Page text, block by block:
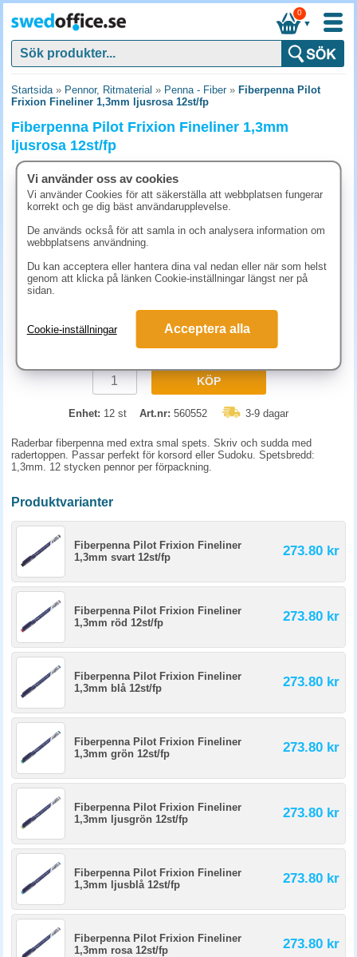
▼
0
Startsida» Pennor, Ritmaterial » Penna - Fiber» Fiberpenna Pilot
Frixion Fineliner 1,3mm ljusrosa 12st/fp
Fiberpenna Pilot Frixion Fineliner 1,3mm
ljusrosa 12st/fp
273.80 kr (inkl. moms)
KÖP
Enhet: 12 st Art.nr: 560552 3-9 dagar
Raderbar fiberpenna med extra smal spets. Skriv och sudda med
radertoppen. Passar perfekt för korsord eller Sudoku. Spetsbredd:
1,3mm. 12 stycken pennor per förpackning.
Produktvarianter
Fiberpenna Pilot Frixion Fineliner
1,3mm svart 12st/fp
273.80 kr
Fiberpenna Pilot Frixion Fineliner
1,3mm röd 12st/fp
273.80 kr
Fiberpenna Pilot Frixion Fineliner
1,3mm blå 12st/fp
273.80 kr
Fiberpenna Pilot Frixion Fineliner
1,3mm grön 12st/fp
273.80 kr
Fiberpenna Pilot Frixion Fineliner
1,3mm ljusgrön 12st/fp
273.80 kr
Fiberpenna Pilot Frixion Fineliner
1,3mm ljusblå 12st/fp
273.80 kr
Fiberpenna Pilot Frixion Fineliner
1,3mm rosa 12st/fp
273.80 kr
Vi använder oss av cookies
Vi använder Cookies för att säkerställa att webbplatsen fungerar
korrekt och ge dig bäst användarupplevelse.
De används också för att samla in och analysera information om
webbplatsens användning.
Du kan acceptera eller hantera dina val nedan eller när som helst
genom att klicka på länken Cookie-inställningar längst ner på
sidan.
Cookie-inställningar Acceptera alla